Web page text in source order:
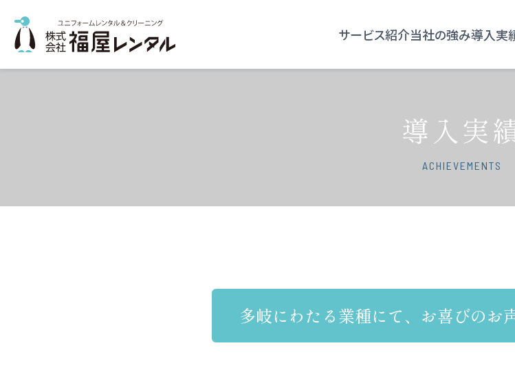
サービス紹介当社の強み導入実
導入実
ACHIEVEMENTS
多岐にわたる業種にて、お喜びのお